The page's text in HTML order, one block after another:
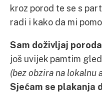
kroz porod te se s
radi i kako da mi
Sam doživljaj
još uvijek pamtim
(bez obzira na lokalnu
Sjećam se plakanja